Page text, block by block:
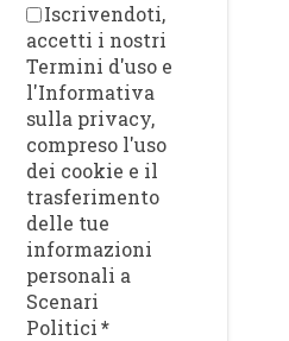
Iscrivendoti,
accetti i nostri
Termini d'uso e
l'Informativa
sulla privacy,
compreso l'uso
dei cookie e il
trasferimento
delle tue
informazioni
personali a
Scenari
Politici*